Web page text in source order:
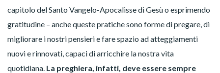
capitolo del Santo Vangelo-Apocalisse di Gesù o esprimendo
gratitudine – anche queste pratiche sono forme di pregare, di
migliorare i nostri pensieri e fare spazio ad atteggiamenti
nuovi e rinnovati, capaci di arricchire la nostra vita
quotidiana. La preghiera, infatti, deve essere sempre